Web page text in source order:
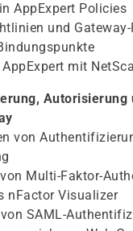
AppExpert Policies
und
mit
Autorisierung
von
Multi-Faktor-
nFactor Visualizer
SAML-